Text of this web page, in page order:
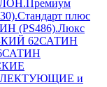
плюс
(PS486).Люкс
62САТИН
САТИН
и